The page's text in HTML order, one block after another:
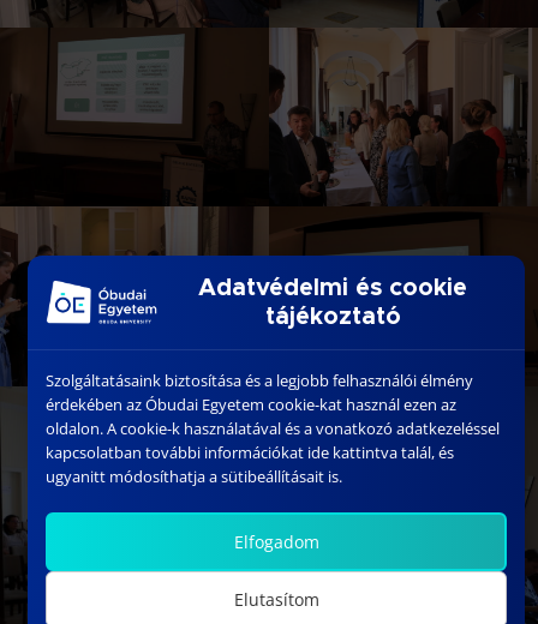
Adatvédelmi és cookie
tájékoztató
Szolgáltatásaink biztosítása és a legjobb felhasználói élmény
érdekében az Óbudai Egyetem cookie-kat használ ezen az
oldalon. A cookie-k használatával és a vonatkozó adatkezeléssel
kapcsolatban további információkat ide kattintva talál, és
ugyanitt módosíthatja a sütibeállításait is.
Elfogadom
Elutasítom